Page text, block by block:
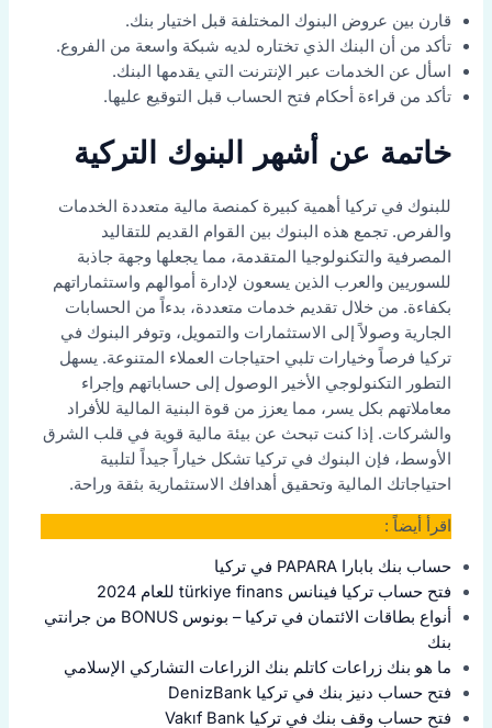
قارن بين عروض البنوك المختلفة قبل اختيار بنك.
تأكد من أن البنك الذي تختاره لديه شبكة واسعة من الفروع.
اسأل عن الخدمات عبر الإنترنت التي يقدمها البنك.
تأكد من قراءة أحكام فتح الحساب قبل التوقيع عليها.
خاتمة عن أشهر البنوك التركية
للبنوك في تركيا أهمية كبيرة كمنصة مالية متعددة الخدمات
والفرص. تجمع هذه البنوك بين القوام القديم للتقاليد
المصرفية والتكنولوجيا المتقدمة، مما يجعلها وجهة جاذبة
للسوريين والعرب الذين يسعون لإدارة أموالهم واستثماراتهم
بكفاءة. من خلال تقديم خدمات متعددة، بدءاً من الحسابات
الجارية وصولاً إلى الاستثمارات والتمويل، وتوفر البنوك في
تركيا فرصاً وخيارات تلبي احتياجات العملاء المتنوعة. يسهل
التطور التكنولوجي الأخير الوصول إلى حساباتهم وإجراء
معاملاتهم بكل يسر، مما يعزز من قوة البنية المالية للأفراد
والشركات. إذا كنت تبحث عن بيئة مالية قوية في قلب الشرق
الأوسط، فإن البنوك في تركيا تشكل خياراً جيداً لتلبية
احتياجاتك المالية وتحقيق أهدافك الاستثمارية بثقة وراحة.
اقرأ أيضاً :
حساب بنك بابارا PAPARA في تركيا
فتح حساب تركيا فينانس türkiye finans للعام 2024
أنواع بطاقات الائتمان في تركيا – بونوس BONUS من جرانتي
بنك
ما هو بنك زراعات كاتلم بنك الزراعات التشاركي الإسلامي
فتح حساب دنيز بنك في تركيا DenizBank
فتح حساب وقف بنك في تركيا Vakıf Bank